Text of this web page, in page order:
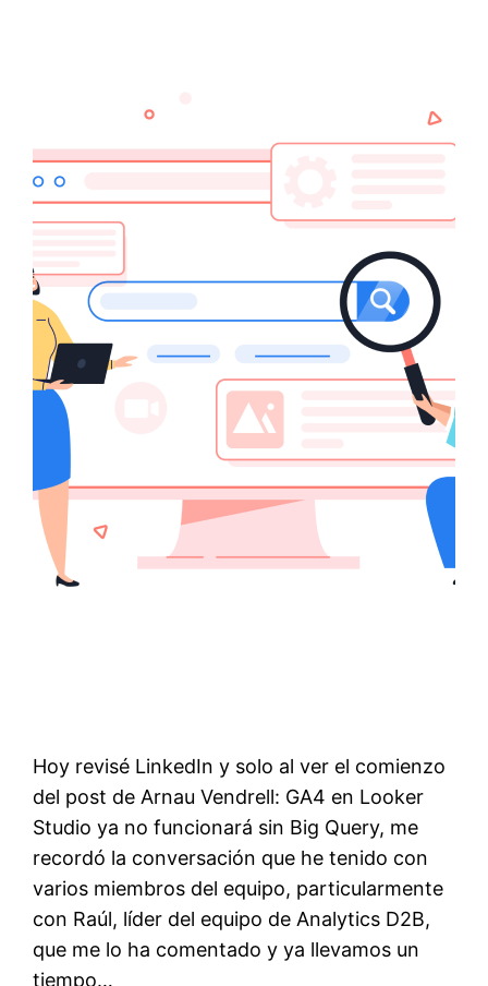
Hoy revisé LinkedIn y solo al ver el comienzo
del post de Arnau Vendrell: GA4 en Looker
Studio ya no funcionará sin Big Query, me
recordó la conversación que he tenido con
varios miembros del equipo, particularmente
con Raúl, líder del equipo de Analytics D2B,
que me lo ha comentado y ya llevamos un
tiempo…